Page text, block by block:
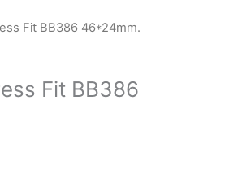
Fit BB386 46*24mm.
Fit BB386